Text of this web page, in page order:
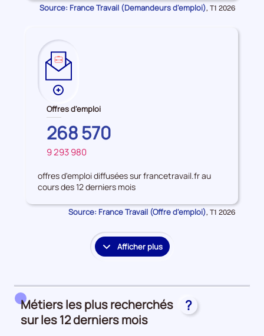
Source: France Travail (Demandeurs d'emploi), Données
T1 2026
Plus
de
données
sur
les
Offres
Offres d'emploi
HAUTS-
DE-
SEINE
268 570
FRANCE
9 293 980
offres d'emploi diffusées sur francetravail.fr au
cours des 12 derniers mois
Source: France Travail (Offre d'emploi), Données
T1 2026
Afficher plus
le
et
accès
Métiers les plus recherchés
sur les 12 derniers mois
?